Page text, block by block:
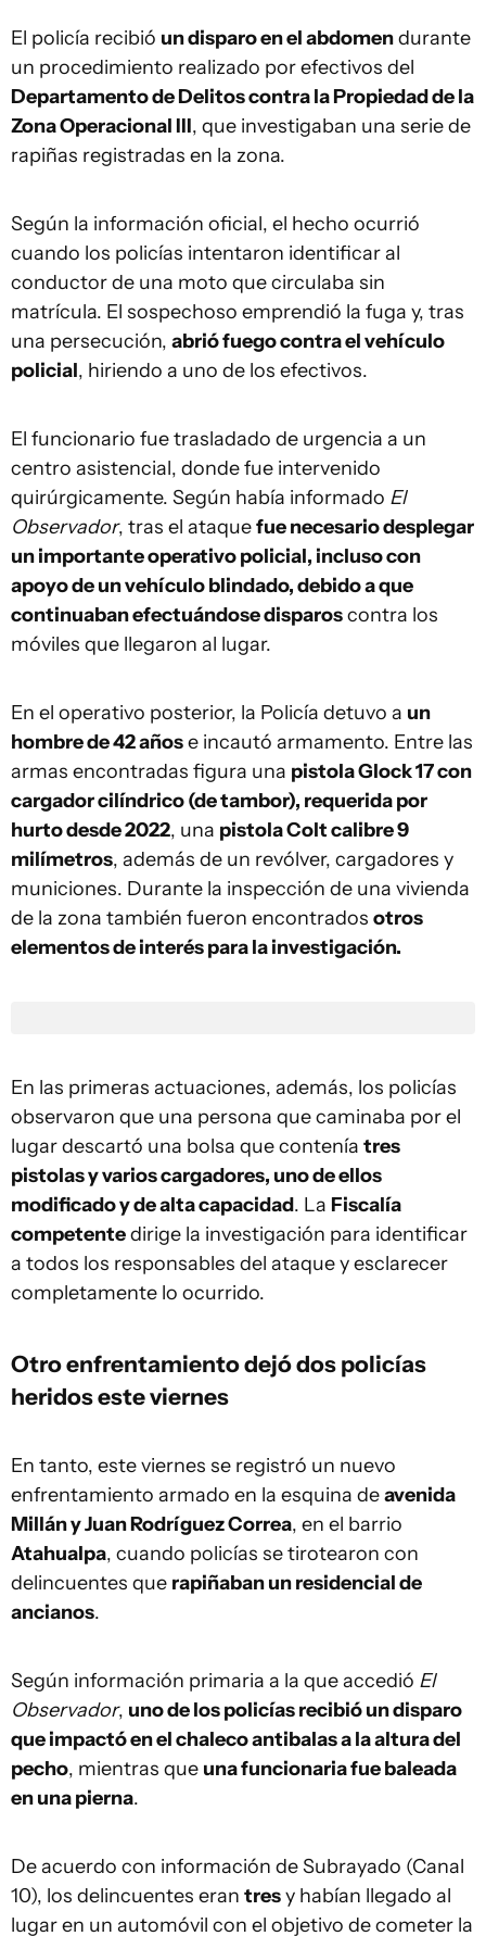
El policía recibió un disparo en el abdomendurante
un procedimiento realizado por efectivos del
Departamento de Delitos contra la Propiedad de la
Zona Operacional III, que investigaban una serie de
rapiñas registradas en la zona.
Según la información oficial, el hecho ocurrió
cuando los policías intentaron identificar al
conductor de una moto que circulaba sin
matrícula. El sospechoso emprendió la fuga y, tras
una persecución, abrió fuego contra el vehículo
policial, hiriendo a uno de los efectivos.
El funcionario fue trasladado de urgencia a un
centro asistencial, donde fue intervenido
quirúrgicamente. Según había informado El
Observador, tras el ataquefue necesario desplegar
un importante operativo policial, incluso con
apoyo de un vehículo blindado, debido a que
continuaban efectuándose disparoscontra los
móviles que llegaron al lugar.
En el operativo posterior, la Policía detuvo a un
hombre de 42 añose incautó armamento. Entre las
armas encontradas figura una pistola Glock 17 con
cargador cilíndrico (de tambor), requerida por
hurto desde 2022, una pistola Colt calibre 9
milímetros, además de un revólver, cargadores y
municiones. Durante la inspección de una vivienda
de la zona también fueron encontrados otros
elementos de interés para la investigación.
En las primeras actuaciones, además, los policías
observaron que una persona que caminaba por el
lugar descartó una bolsa que contenía tres
pistolas y varios cargadores, uno de ellos
modificado y de alta capacidad. La Fiscalía
competentedirige la investigación para identificar
a todos los responsables del ataque y esclarecer
completamente lo ocurrido.
Otro enfrentamiento dejó dos policías
heridos este viernes
En tanto, este viernes se registró un nuevo
enfrentamiento armado en la esquina deavenida
Millán y Juan Rodríguez Correa, en el barrio
Atahualpa, cuando policías se tirotearon con
delincuentes que rapiñaban un residencial de
ancianos.
Según información primaria a la que accedió El
Observador, uno de los policías recibió un disparo
que impactó en el chaleco antibalas a la altura del
pecho, mientras que una funcionaria fue baleada
en una pierna.
De acuerdo con información de Subrayado (Canal
10), los delincuentes eran tresy habían llegado al
lugar en un automóvil con el objetivo de cometer la